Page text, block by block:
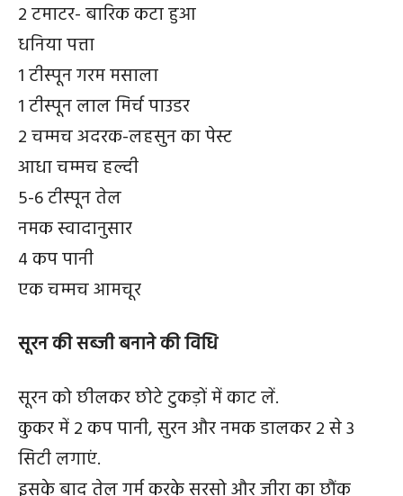
2 टमाटर- बारिक कटा हुआ
धनिया पत्ता
1 टीस्पून गरम मसाला
1 टीस्पून लाल मिर्च पाउडर
2 चम्मच अदरक-लहसुन का पेस्ट
आधा चम्मच हल्दी
5-6 टीस्पून तेल
नमक स्वादानुसार
4 कप पानी
एक चम्मच आमचूर
सूरन की सब्जी बनाने की विधि
सूरन को छीलकर छोटे टुकड़ों में काट लें.
कुकर में 2 कप पानी, सुरन और नमक डालकर 2 से 3
सिटी लगाएं.